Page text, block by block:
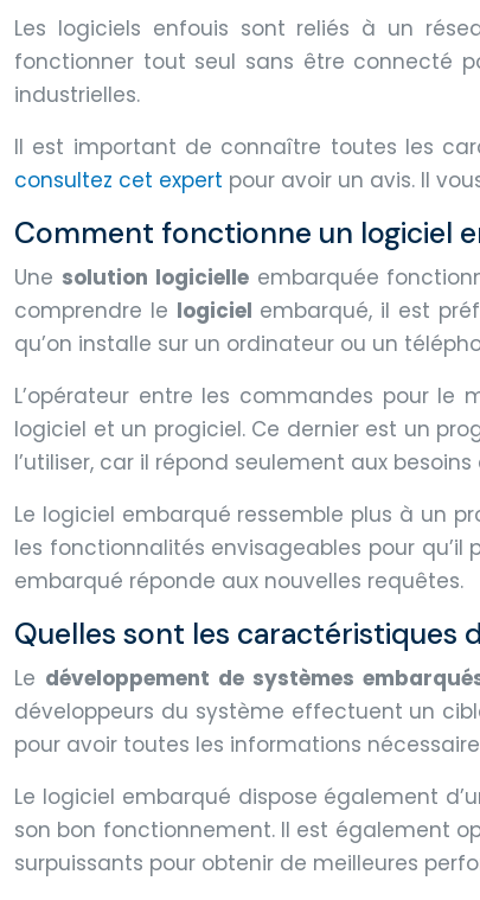
Les logiciels enfouis sont reliés à un
fonctionner tout seul sans être connecté
industrielles.
Il est important de connaître toutes les
consultez cet expert pour avoir un avis. Il
Comment fonctionne un logiciel
Une solution logicielleembarquée
comprendre le logiciel embarqué, il est
qu’on installe sur un ordinateur ou un
L’opérateur entre les commandes pour
logiciel et un progiciel. Ce dernier est un
l’utiliser, car il répond seulement aux
Le logiciel embarqué ressemble plus à un
les fonctionnalités envisageables pour
embarqué réponde aux nouvelles requêtes.
Quelles sont les caractéristiques
Le développement de systèmes
développeurs du système effectuent un
pour avoir toutes les informations
Le logiciel embarqué dispose également
son bon fonctionnement. Il est également
surpuissants pour obtenir de meilleures